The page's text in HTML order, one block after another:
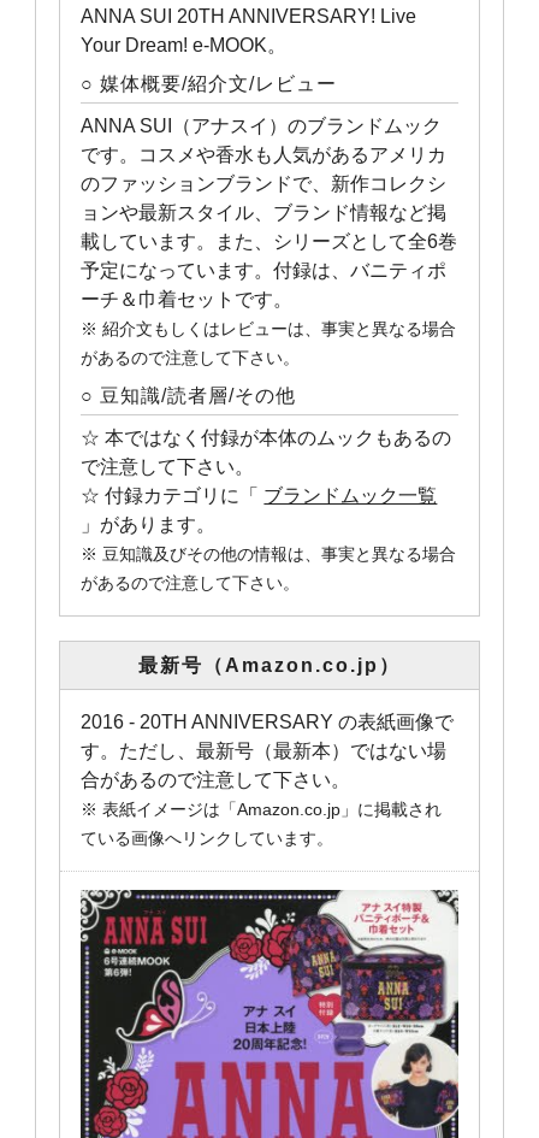
ANNA SUI 20TH ANNIVERSARY! Live
Your Dream! e-MOOK。
○ 媒体概要/紹介文/レビュー
ANNA SUI（アナスイ）のブランドムック
です。コスメや香水も人気があるアメリカ
のファッションブランドで、新作コレクシ
ョンや最新スタイル、ブランド情報など掲
載しています。また、シリーズとして全6巻
予定になっています。付録は、バニティポ
ーチ＆巾着セットです。
※ 紹介文もしくはレビューは、事実と異なる場合
があるので注意して下さい。
○ 豆知識/読者層/その他
☆ 本ではなく付録が本体のムックもあるの
で注意して下さい。
☆ 付録カテゴリに「 ブランドムック一覧
」があります。
※ 豆知識及びその他の情報は、事実と異なる場合
があるので注意して下さい。
最新号（Amazon.co.jp）
2016 ‐ 20TH ANNIVERSARY の表紙画像で
す。ただし、最新号（最新本）ではない場
合があるので注意して下さい。
※ 表紙イメージは「Amazon.co.jp」に掲載され
ている画像へリンクしています。